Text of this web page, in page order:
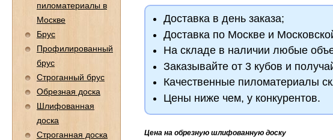
Доставка в день заказа;
Доставка по Москве и
На складе в наличии любые
Заказывайте от 3 кубов и
Качественные пиломатериалы
Цены ниже чем, у конкурентов.
Цена на обрезную шлифованную доску
пиломатериалы в
Москве
Брус
Профилированный
брус
Строганный брус
Обрезная доска
Шлифованная
доска
Строганная доска